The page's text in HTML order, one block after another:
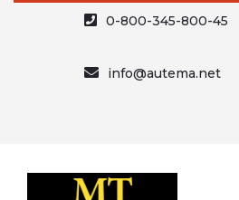
0-800-345-800-45
info@autema.net